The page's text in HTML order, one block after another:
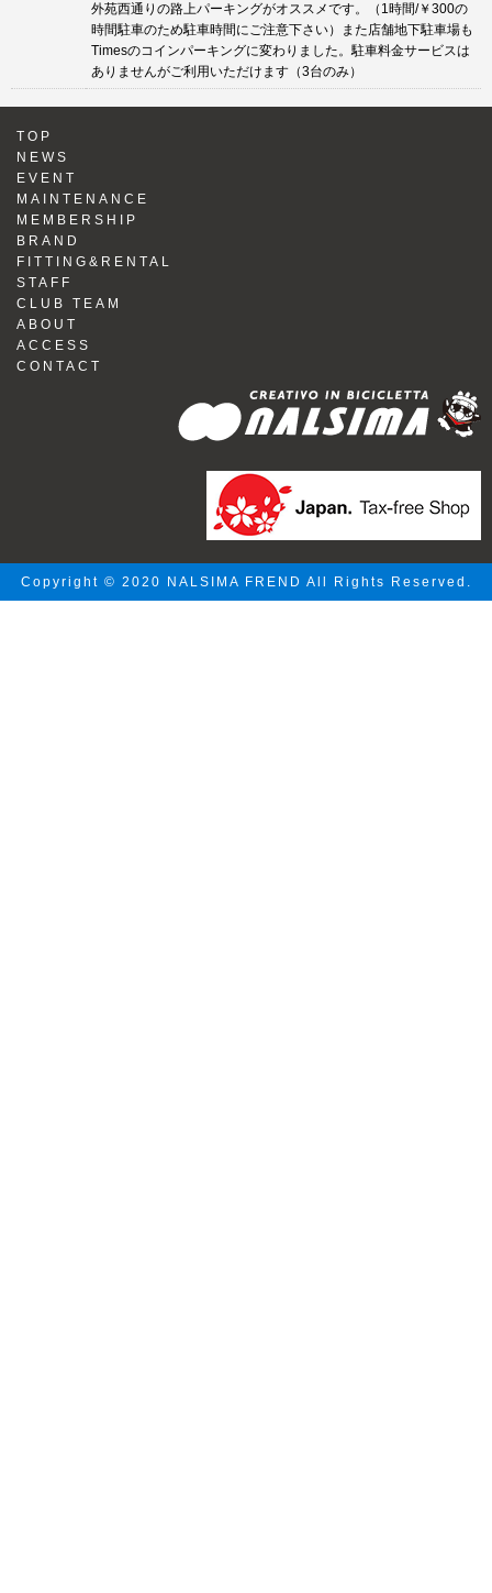
外苑西通りの路上パーキングがオススメです。（1時間/￥300の
時間駐車のため駐車時間にご注意下さい）また店舗地下駐車場も
Timesのコインパーキングに変わりました。駐車料金サービスは
ありませんがご利用いただけます（3台のみ）
TOP
NEWS
EVENT
MAINTENANCE
MEMBERSHIP
BRAND
FITTING&RENTAL
STAFF
CLUB TEAM
ABOUT
ACCESS
CONTACT
Copyright © 2020 NALSIMA FREND All Rights Reserved.